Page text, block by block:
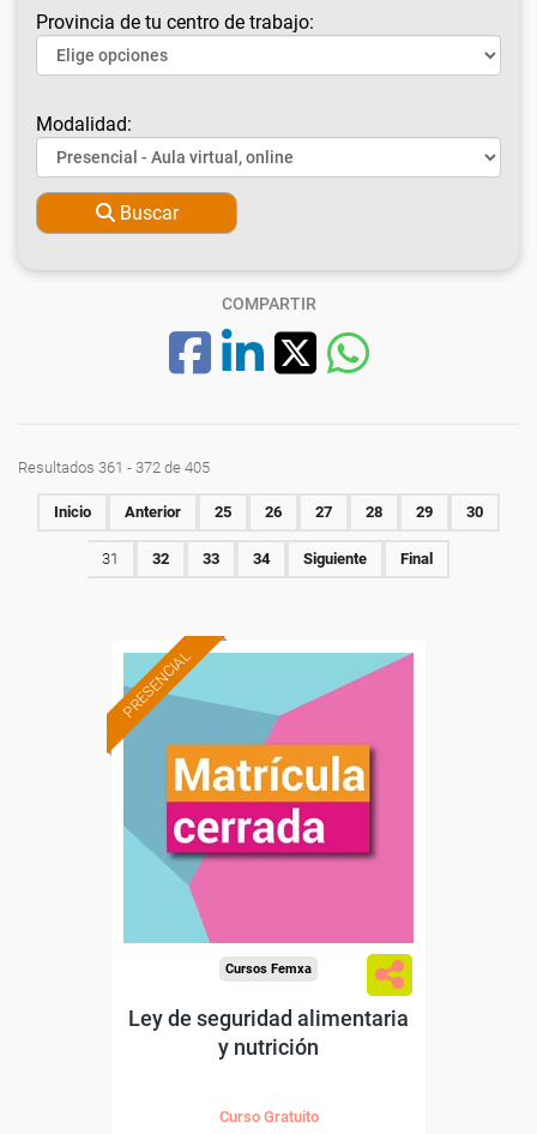
Provincia de tu centro de trabajo:
Modalidad:
Buscar
COMPARTIR
Resultados 361 - 372 de 405
Inicio Anterior 25 26 27 28 29 30
31 32 33 34 Siguiente Final
PRESENCIAL
Cursos Femxa
Ley de seguridad alimentaria
y nutrición
Curso Gratuito